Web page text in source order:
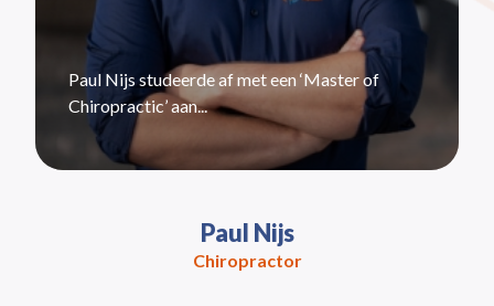
Paul Nijs studeerde af met een ‘Master of
Chiropractic’ aan...
Paul Nijs
Chiropractor